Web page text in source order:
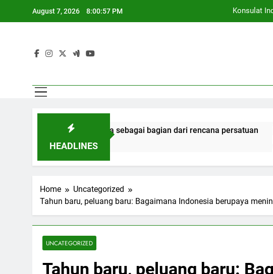
August 7, 2026 8:00:58 PM
Konsulat
HEADLINES
narapidana sebagai bagian dari rencana persatuan
Home
Uncategorized
Tahun baru, peluang baru: Bagaimana Indonesia berupaya
UNCATEGORIZED
Tahun baru, peluang baru: